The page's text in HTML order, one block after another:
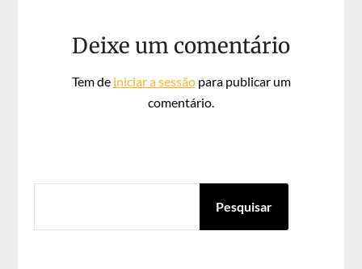
Deixe um comentário
Tem de iniciar a sessãopara publicar um
comentário.
Pesquisar